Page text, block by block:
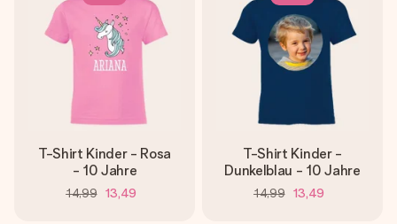
T-Shirt Kinder - Rosa
- 10 Jahre
14,99 13,49
T-Shirt Kinder -
Dunkelblau - 10 Jahre
14,99 13,49